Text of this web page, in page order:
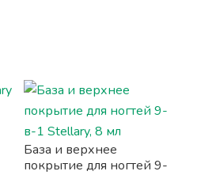
База и верхнее
покрытие для ногтей 9-